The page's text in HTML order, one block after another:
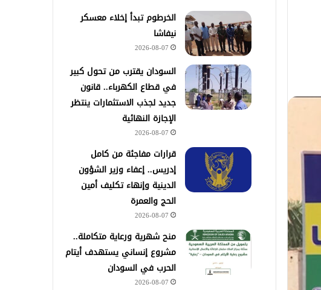
الخرطوم تبدأ إخلاء معسكر
نيفاشا
2026-08-07
السودان يقترب من تحول كبير
في قطاع الكهرباء.. قانون
جديد لجذب الاستثمارات ينتظر
الإجازة النهائية
2026-08-07
قرارات مفاجئة من كامل
إدريس.. إعفاء وزير الشؤون
الدينية وإنهاء تكليف أمين
الحج والعمرة
2026-08-07
منح شهرية ورعاية متكاملة..
مشروع إنساني يستهدف أيتام
الحرب في السودان
2026-08-07